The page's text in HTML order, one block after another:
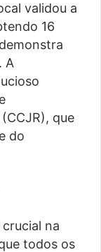
validou a
16
A
que
do
na
todos os